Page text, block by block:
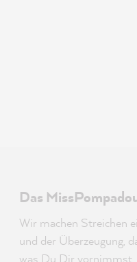
Das
Wir machen Streichen
und der Überzeugung,
was Du Dir